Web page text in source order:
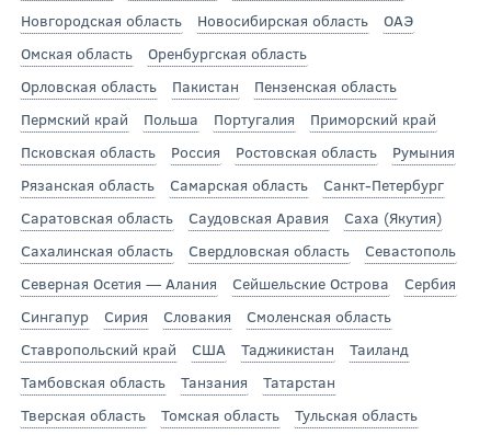
Новгородская область
Новосибирская область
ОАЭ
Омская область
Оренбургская область
Орловская область
Пакистан
Пензенская область
Пермский край
Польша Португалия
Приморский край
Псковская область
Россия Ростовская область
Румыния
Рязанская область
Самарская область
Санкт-Петербург
Саратовская область
Саудовская Аравия
Саха (Якутия)
Сахалинская область
Свердловская область
Севастополь
Северная Осетия — Алания
Сейшельские Острова
Сербия
Сингапур
Сирия Словакия
Смоленская область
Ставропольский край
США Таджикистан
Таиланд
Тамбовская область
Танзания
Татарстан
Тверская область
Томская область
Тульская область